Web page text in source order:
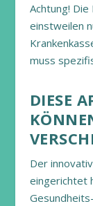
Achtung!
einstweilen
muss
DIESE
Der
eingerichtet